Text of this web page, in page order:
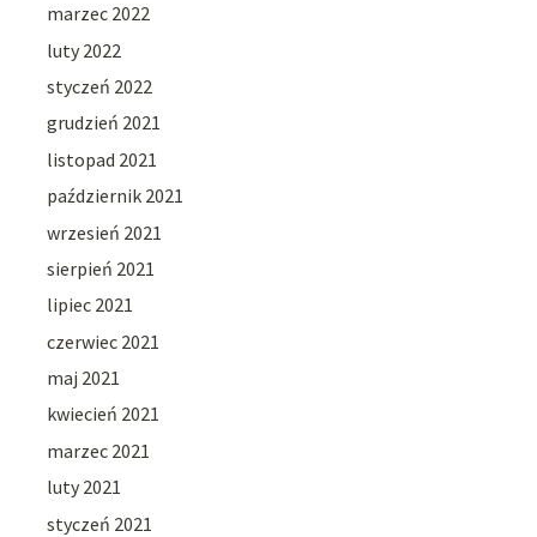
marzec 2022
luty 2022
styczeń 2022
grudzień 2021
listopad 2021
październik 2021
wrzesień 2021
sierpień 2021
lipiec 2021
czerwiec 2021
maj 2021
kwiecień 2021
marzec 2021
luty 2021
styczeń 2021